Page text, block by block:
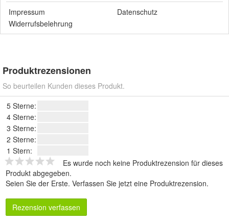
Impressum
Datenschutz
Widerrufsbelehrung
Produktrezensionen
So beurteilen Kunden dieses Produkt.
5 Sterne:
4 Sterne:
3 Sterne:
2 Sterne:
1 Stern:
Es wurde noch keine Produktrezension für dieses
Produkt abgegeben.
Seien Sie der Erste. Verfassen Sie jetzt eine Produktrezension.
Rezension verfassen